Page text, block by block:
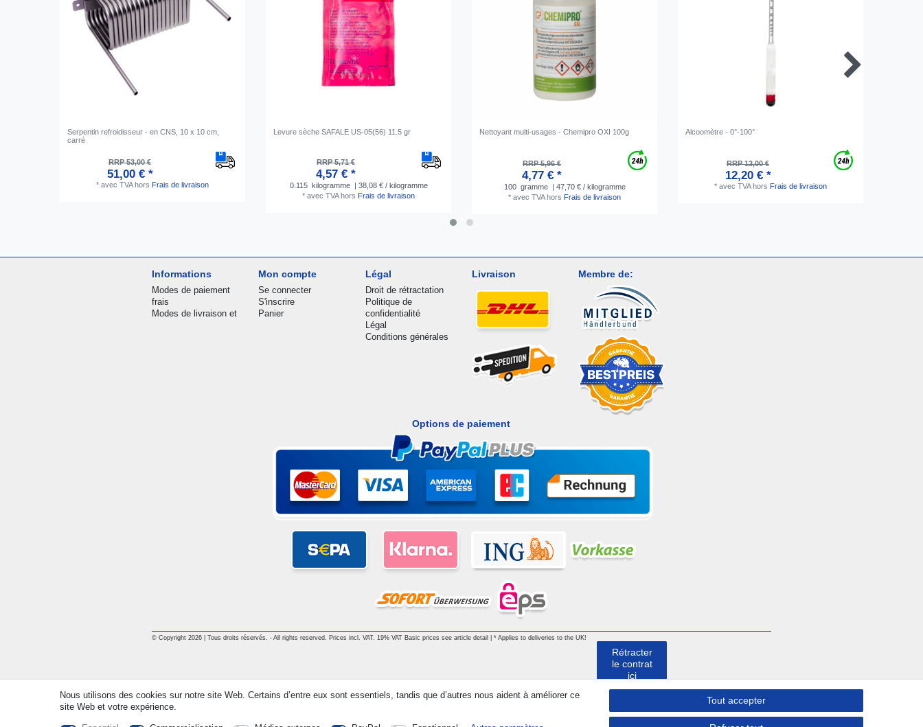
Serpentin refroidisseur - en CNS, 10 x 10 cm,
carré
RRP 53,00 €
51,00 € *
* avec TVAhors Frais de livraison
Levure sèche SAFALE US-05(56) 11.5 gr
RRP 5,71 €
4,57 € *
0.115 kilogramme
| 38,08 € / kilogramme
* avec TVAhors Frais de livraison
Nettoyant multi-usages - Chemipro OXI 100g
RRP 5,96 €
4,77 € *
100 gramme
| 47,70 € / kilogramme
* avec TVAhors Frais de livraison
Alcoomètre - 0°-100°
RRP 13,00 €
12,20 € *
* avec TVAhors Frais de livraison
Informations
Modes de paiement
frais
Modes de livraison et
Mon compte
Se connecter
S'inscrire
Panier
Légal
Droit de rétractation
Politique de
confidentialité
Légal
Conditions générales
Livraison Membre de:
Options de paiement
© Copyright 2026 | Tous droits réservés. - All rights reserved. Prices incl. VAT. 19% VAT Basic prices see article detail | * Applies to deliveries to the UK!
Nous utilisons des cookies sur notre site Web. Certains d’entre eux sont essentiels, tandis que d’autres nous aident à améliorer ce
site Web et votre expérience.
Tout accepter
Rétracter
le contrat
ici